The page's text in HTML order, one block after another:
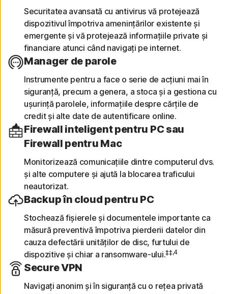
Securitatea avansată cu antivirus vă protejează
dispozitivul împotriva amenințărilor existente și
emergente și vă protejează informațiile private și
financiare atunci când navigați pe internet.
Manager de parole
Instrumente pentru a face o serie de acțiuni mai în
siguranță, precum a genera, a stoca și a gestiona cu
ușurință parolele, informațiile despre cărțile de
credit și alte date de autentificare online.
Firewall inteligent pentru PC sau
Firewall pentru Mac
Monitorizează comunicațiile dintre computerul dvs.
și alte computere și ajută la blocarea traficului
neautorizat.
Backup în cloud pentru PC
Stochează fișierele și documentele importante ca
măsură preventivă împotriva pierderii datelor din
cauza defectării unităților de disc, furtului de
dispozitive și chiar a ransomware-ului.‡‡,4
Secure VPN
Navigați anonim și în siguranță cu o rețea privată